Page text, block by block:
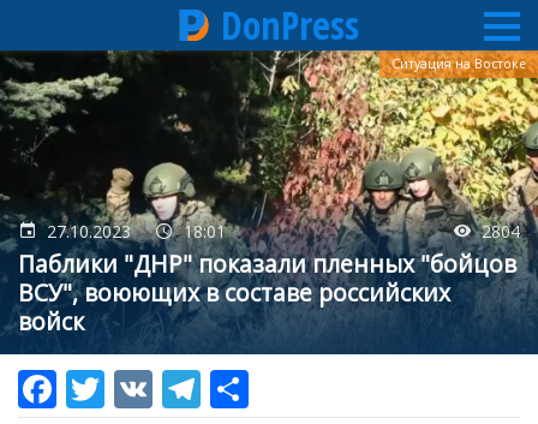
Перейти
к
основному
содержанию
DonPress
27.10.2023 18:01 2804
Паблики "ДНР" показали пленных "бойцов
ВСУ", воюющих в составе российских
войск
Ситуация на Востоке